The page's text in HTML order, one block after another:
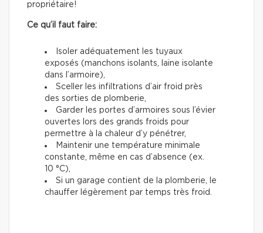
propriétaire!
Ce qu’il faut faire:
Isoler adéquatement les tuyaux
exposés (manchons isolants, laine isolante
dans l’armoire),
Sceller les infiltrations d’air froid près
des sorties de plomberie,
Garder les portes d’armoires sous l’évier
ouvertes lors des grands froids pour
permettre à la chaleur d’y pénétrer,
Maintenir une température minimale
constante, même en cas d’absence (ex.
10 °C),
Si un garage contient de la plomberie, le
chauffer légèrement par temps très froid.